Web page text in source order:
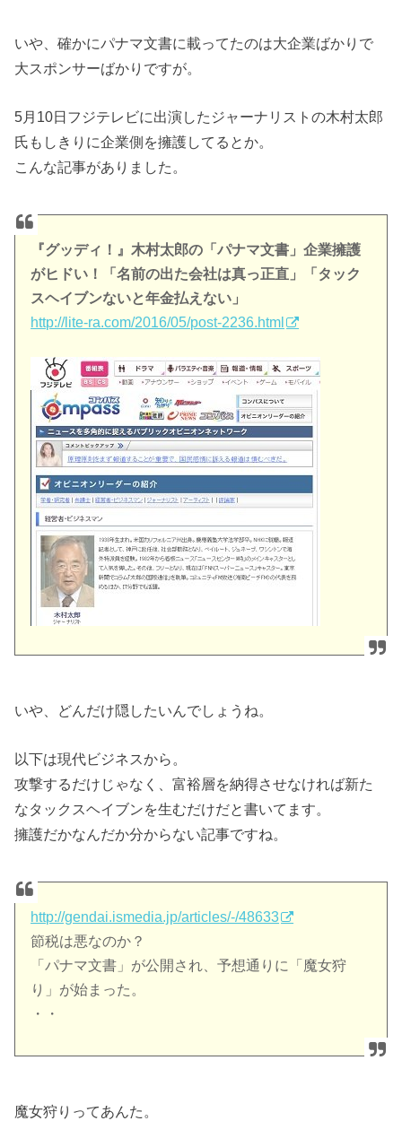
いや、確かにパナマ文書に載ってたのは大企業ばかりで
大スポンサーばかりですが。
5月10日フジテレビに出演したジャーナリストの木村太郎
氏もしきりに企業側を擁護してるとか。
こんな記事がありました。
『グッディ！』木村太郎の「パナマ文書」企業擁護
がヒドい！「名前の出た会社は真っ正直」「タック
スヘイブンないと年金払えない」
http://lite-ra.com/2016/05/post-2236.html
いや、どんだけ隠したいんでしょうね。
以下は現代ビジネスから。
攻撃するだけじゃなく、富裕層を納得させなければ新た
なタックスヘイブンを生むだけだと書いてます。
擁護だかなんだか分からない記事ですね。
http://gendai.ismedia.jp/articles/-/48633
節税は悪なのか？
「パナマ文書」が公開され、予想通りに「魔女狩
り」が始まった。
・・
魔女狩りってあんた。